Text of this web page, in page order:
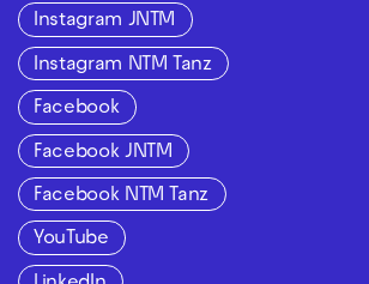
Instagram JNTM
Instagram NTM Tanz
Facebook
Facebook JNTM
Facebook NTM Tanz
YouTube